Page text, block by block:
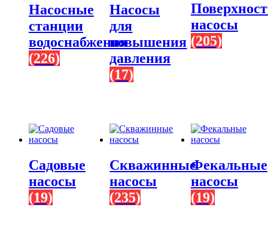
Насосные
станции
водоснабжения
(226)
Насосы
для
повышения
давления
(17)
насосы
(205)
Садовые
насосы
(19)
Скважинные
насосы
(235)
Фекальные
насосы
(19)